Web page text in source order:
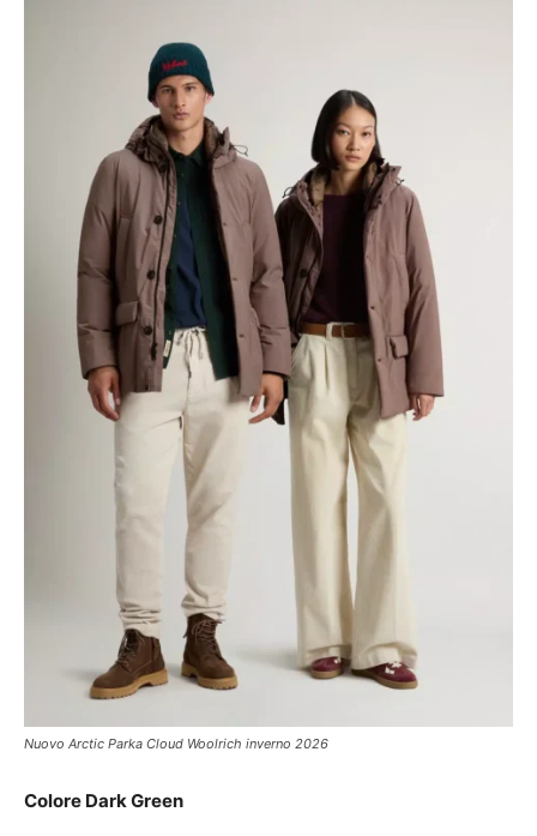
Nuovo Arctic Parka Cloud Woolrich inverno 2026
Colore Dark Green